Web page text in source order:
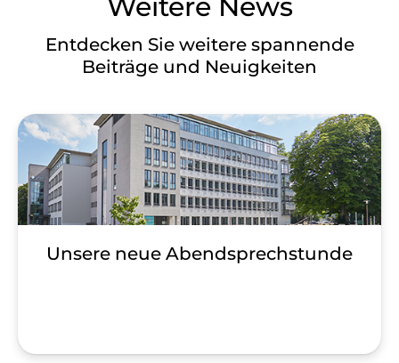
Weitere News
Entdecken Sie weitere spannende
Beiträge und Neuigkeiten
Unsere neue Abendsprechstunde